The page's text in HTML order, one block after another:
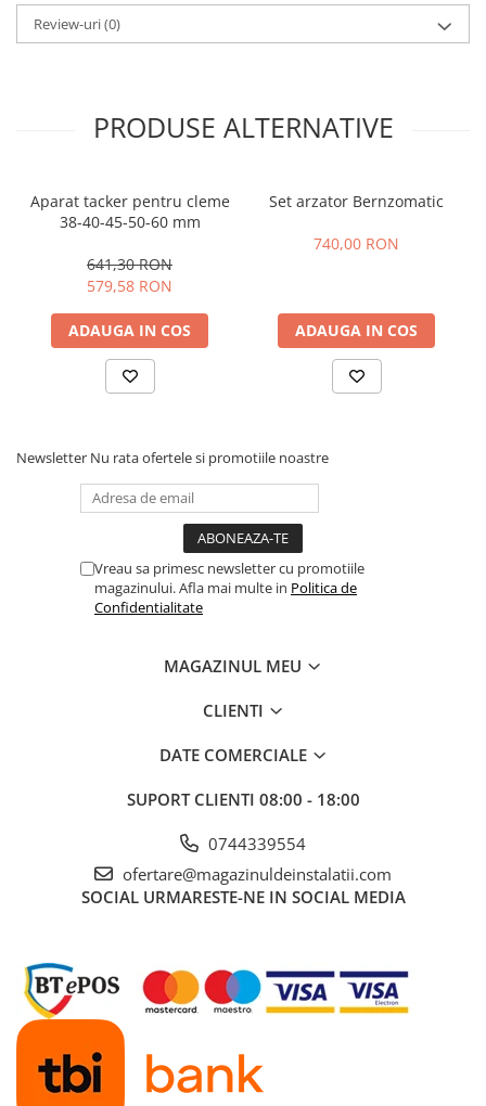
Motoare submersibile pentru
pompe
Pompe 4SR Pedrollo
DG-BLU
Pompe Centrifugale
Pompe 2CP Pedrollo
Pompe CP Pedrollo
Pompe CP-ST Pedrollo
Pompe F Pedrollo
Pompe NGA-PRO Pedrollo
Pompe PK Pedrollo
Pompe submersibile ape murdare
si canalizare
Țevi, Fitinguri și Racorduri pentru
Fitinguri din alamă
Cot WC DN100
Fitinguri din PPR
Racord de burlan
Racord WC
ProduselePROJAHNsunt proiectate si fabricate pentru
profesionisti si raspund asteptarilor mesterilor si utilizatorilor
industriali. Asiguram calitatea noastra bine
PROJAHN
pentru toate produsele noastre.
Review-uri(0)
PRODUSE ALTERNATIVE
Aparat tacker pentru cleme
38-40-45-50-60 mm
641,30 RON
579,58 RON
ADAUGA IN COS
Set arzator Bernzomatic
740,00 RON
ADAUGA IN COS
Newsletter Nu rata ofertele si promotiile noastre
Vreau sa primesc newsletter cu promotiile
magazinului. Afla mai multe in Politica de
Confidentialitate
MAGAZINUL MEU
CLIENTI
DATE COMERCIALE
SUPORT CLIENTI 08:00 - 18:00
0744339554
ofertare@magazinuldeinstalatii.com
SOCIAL URMARESTE-NE IN SOCIAL MEDIA